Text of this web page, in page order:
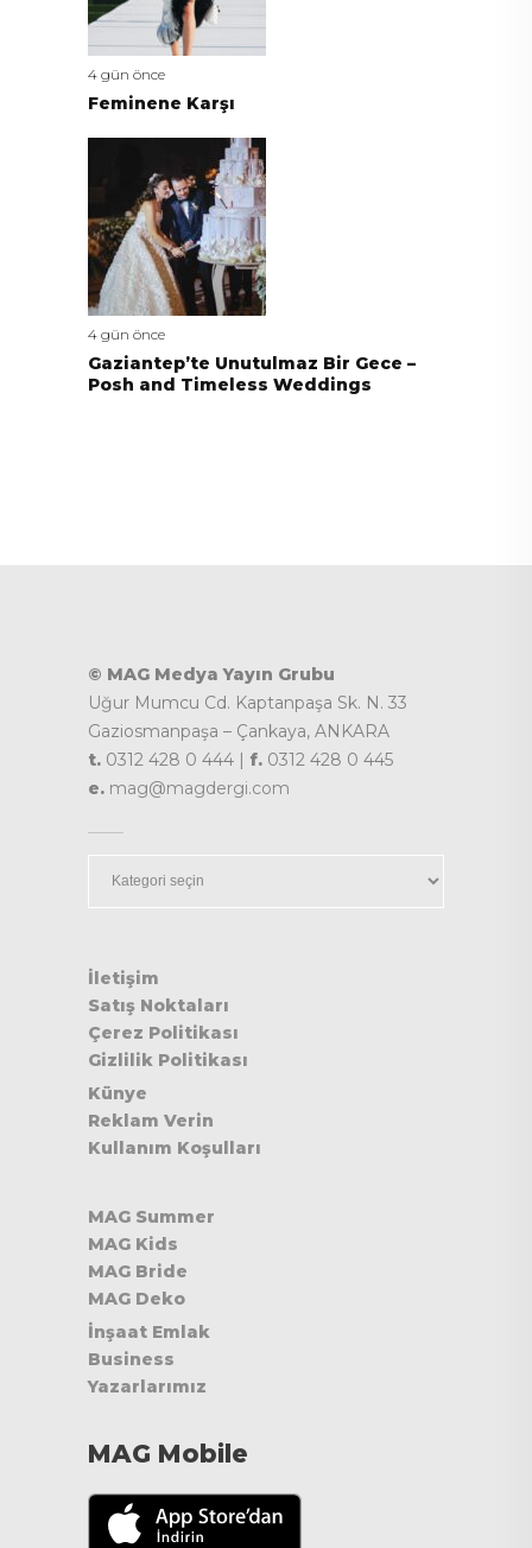
4 gün önce
Feminene Karşı
4 gün önce
Gaziantep’te Unutulmaz Bir Gece –
Posh and Timeless Weddings
© MAG Medya Yayın Grubu
Uğur Mumcu Cd. Kaptanpaşa Sk. N. 33
Gaziosmanpaşa – Çankaya, ANKARA
t. 0312 428 0 444 | f. 0312 428 0 445
e. mag@magdergi.com
İletişim
Satış Noktaları
Çerez Politikası
Gizlilik Politikası
Künye
Reklam Verin
Kullanım Koşulları
MAG Summer
MAG Kids
MAG Bride
MAG Deko
İnşaat Emlak
Business
Yazarlarımız
MAG Mobile